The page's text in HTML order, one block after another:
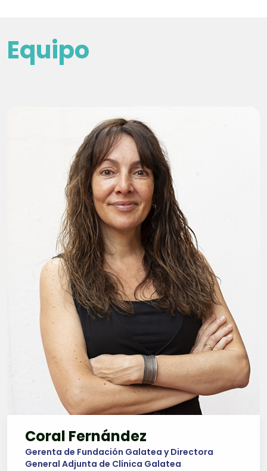
Equipo
Coral Fernández
Gerenta de Fundación Galatea y Directora
General Adjunta de Clínica Galatea